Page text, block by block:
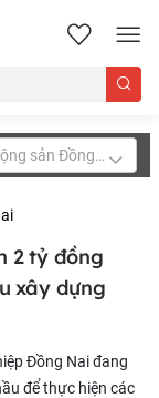
Bất động sản Đồng Nai
2 tỷ đồng
xây dựng
Đồng Nai đang
để thực hiện các